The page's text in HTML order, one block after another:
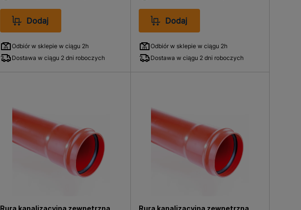
Dodaj
Odbiór w sklepie w ciągu 2h
Dostawa w ciągu 2 dni roboczych
Dodaj
Odbiór w sklepie w ciągu 2h
Dostawa w ciągu 2 dni roboczych